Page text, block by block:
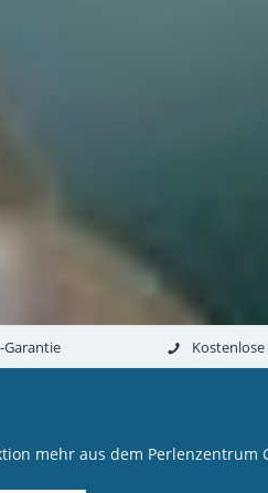
Garantie
mehr aus dem Perlenzentrum